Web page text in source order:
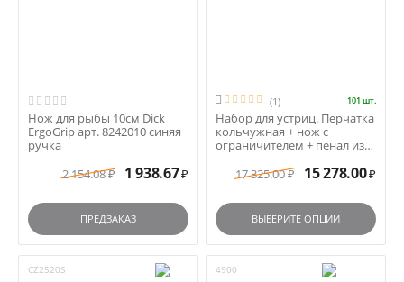
Нож для рыбы 10см Dick
ErgoGrip арт. 8242010 синяя
ручка
2 154.08 ₽ 1 938.67 ₽
ПРЕДЗАКАЗ
 (1) 101 шт.
Набор для устриц. Перчатка
кольчужная + нож с
ограничителем + пенал из
17 325.00 ₽ 15 278.00 ₽
ВЫБЕРИТЕ ОПЦИИ
CZ2520S 4900